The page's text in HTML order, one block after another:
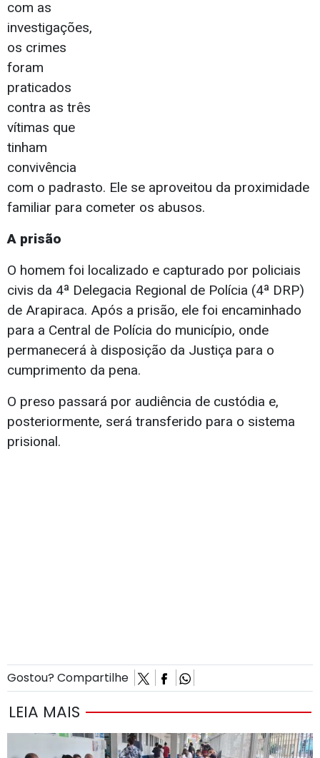
com as
investigações,
os crimes
foram
praticados
contra as três
vítimas que
tinham
convivência
com o padrasto. Ele se aproveitou da proximidade
familiar para cometer os abusos.
A prisão
O homem foi localizado e capturado por policiais
civis da 4ª Delegacia Regional de Polícia (4ª DRP)
de Arapiraca. Após a prisão, ele foi encaminhado
para a Central de Polícia do município, onde
permanecerá à disposição da Justiça para o
cumprimento da pena.
O preso passará por audiência de custódia e,
posteriormente, será transferido para o sistema
prisional.
Gostou? Compartilhe
LEIA MAIS